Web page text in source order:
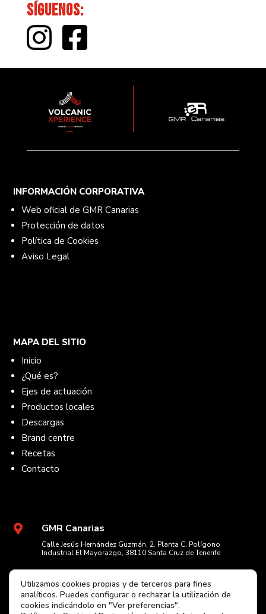
Síguenos:
INFORMACIÓN CORPORATIVA
Web oficial de GMR Canarias
Protección de datos
Política de Cookies
Aviso Legal
MAPA DEL SITIO
Inicio
¿Qué es?
Ejes de actuación
Productos locales
Descargas
Brand centre
Recetas
Contacto
 GMR Canarias
Calle Jesús Hernández Guzmán, 2. Planta C. Polígono
Industrial El Mayorazgo, 38110 Santa Cruz de Tenerife
+34 922 236 048
El horario de atención telefónica es de lunes a viernes de 7:00 a
14:00 horas.
Utilizamos cookies propias y de terceros para fines
analíticos. Puedes configurar o rechazar la utilización de
cookies indicándolo en "Ver preferencias".